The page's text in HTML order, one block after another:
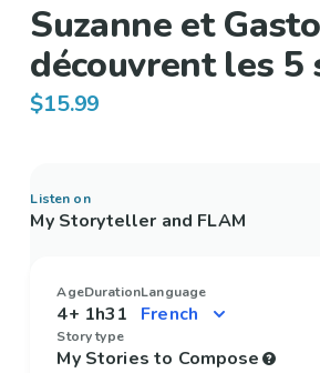
Suzanne et
découvrent les 5
$15.99
Listen on
My Storyteller and FLAM
Age
4+
Duration
1h31
Language
Story type
My Stories to Compose